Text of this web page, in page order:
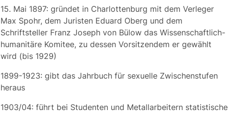
15. Mai 1897: gründet in Charlottenburg mit dem Verleger
Max Spohr, dem Juristen Eduard Oberg und dem
Schriftsteller Franz Joseph von Bülow dasWissenschaftlich-
humanitäre Komitee, zu dessen Vorsitzendem er gewählt
wird (bis 1929)
1899-1923: gibt dasJahrbuch für sexuelle Zwischenstufen
heraus
1903/04: führt bei Studenten und Metallarbeitern statistische